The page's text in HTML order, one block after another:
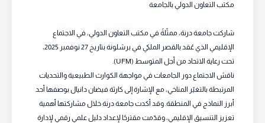
مكتب التعاون الدولي بالجامعة
شاركت جامعة درنة، ممثّلةً في مكتب التعاون الدولي، في الاجتماع
الإقليمي الذي عُقد بالقصر الملكي في برشلونة بتاريخ 27 نوفمبر 2025،
تحت رعاية الاتحاد من أجل المتوسط (UFM).
ناقش الاجتماع دور الجامعات في مواجهة الكوارث الطبيعية والتحديات
المرتبطة بالتغيّر المناخي، مع الإشارة إلى كارثة فيضان دانيال بوصفها أحد
أبرز النماذج في المنطقة. وقد أكدت جامعة درنة خلال مشاركتها أهمية
تعزيز التنسيق الإقليمي، وقدّمت مقترحًا لإعداد دليل علمي رقمي لإدارة